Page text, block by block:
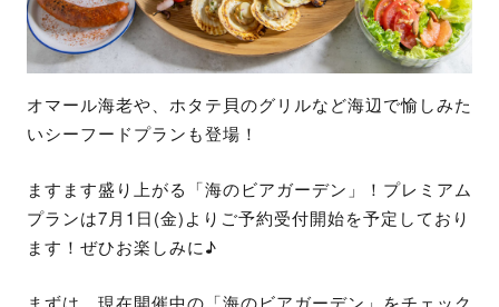
オマール海老や、ホタテ貝のグリルなど海辺で愉しみた
いシーフードプランも登場！
ますます盛り上がる「海のビアガーデン」！プレミアム
プランは7月1日(金)よりご予約受付開始を予定しており
ます！ぜひお楽しみに♪
まずは、現在開催中の「海のビアガーデン」をチェック